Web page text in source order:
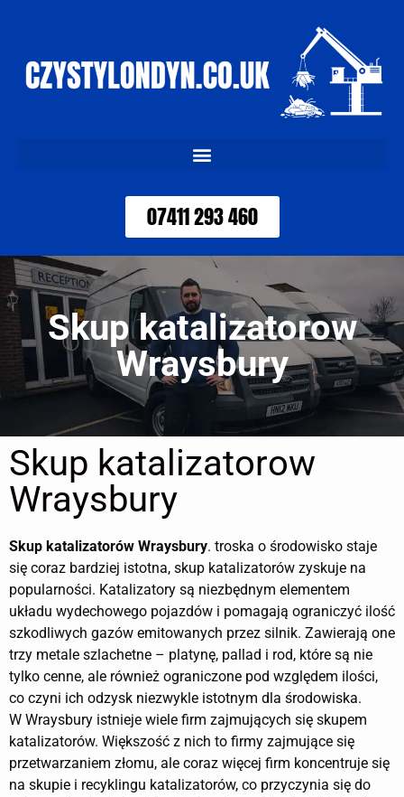
07411 293 460
Skup katalizatorow
Wraysbury
Skup katalizatorow
Wraysbury
Skup katalizatorów Wraysbury. troska o środowisko staje
się coraz bardziej istotna, skup katalizatorów zyskuje na
popularności. Katalizatory są niezbędnym elementem
układu wydechowego pojazdów i pomagają ograniczyć ilość
szkodliwych gazów emitowanych przez silnik. Zawierają one
trzy metale szlachetne – platynę, pallad i rod, które są nie
tylko cenne, ale również ograniczone pod względem ilości,
co czyni ich odzysk niezwykle istotnym dla środowiska.
W Wraysbury istnieje wiele firm zajmujących się skupem
katalizatorów. Większość z nich to firmy zajmujące się
przetwarzaniem złomu, ale coraz więcej firm koncentruje się
na skupie i recyklingu katalizatorów, co przyczynia się do